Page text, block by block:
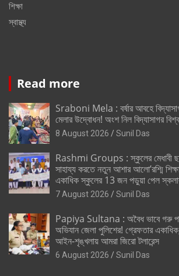
শিক্ষা
স্বাস্থ্য
Read more
Sraboni Mela : বর্ষার আবহে
মেলার উদ্বোধন! অংশ নিল বিদ্যাসাগর
8 August 2026 Sunil Das
Rashmi Groups : স্কুলের মেধাবী
সাহায্য করতে নতুন আশার আলো’রশ্মি
একাধিক স্কুলের 13 জন পড়ুয়া পেল
7 August 2026 Sunil Das
Papiya Sultana : অবৈধ ভাবে গরু
অভিযান জেলা পুলিশের! গ্রেফতার
আইন-শৃঙ্খলায় আমরা জিরো টলারেন্স
6 August 2026 Sunil Das